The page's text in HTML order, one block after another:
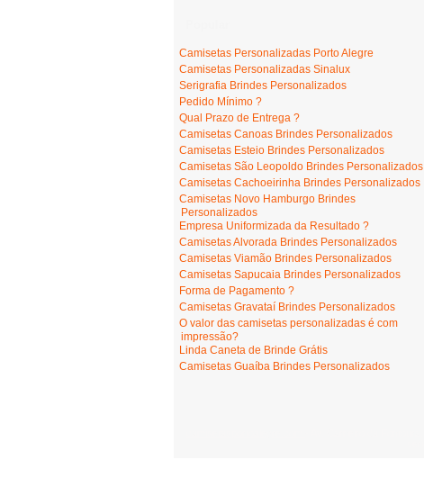
Camisetas Personalizadas Porto Alegre
Camisetas Personalizadas Sinalux
Serigrafia Brindes Personalizados
Pedido Mínimo ?
Qual Prazo de Entrega ?
Camisetas Canoas Brindes Personalizados
Camisetas Esteio Brindes Personalizados
Camisetas São Leopoldo Brindes Personalizados
Camisetas Cachoeirinha Brindes Personalizados
Camisetas Novo Hamburgo Brindes
Personalizados
Empresa Uniformizada da Resultado ?
Camisetas Alvorada Brindes Personalizados
Camisetas Viamão Brindes Personalizados
Camisetas Sapucaia Brindes Personalizados
Forma de Pagamento ?
Camisetas Gravataí Brindes Personalizados
O valor das camisetas personalizadas é com
impressão?
Linda Caneta de Brinde Grátis
Camisetas Guaíba Brindes Personalizados